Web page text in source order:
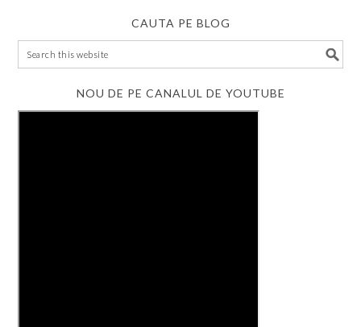
CAUTA PE BLOG
NOU DE PE CANALUL DE YOUTUBE